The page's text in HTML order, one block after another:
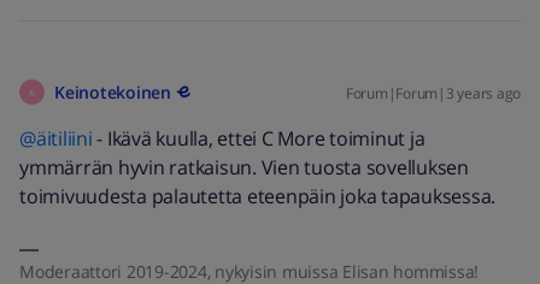
K Keinotekoinen Forum|Forum|3 years ago
@äitiliini- Ikävä kuulla, ettei C More toiminut ja
ymmärrän hyvin ratkaisun. Vien tuosta sovelluksen
toimivuudesta palautetta eteenpäin joka tapauksessa.
Moderaattori 2019-2024, nykyisin muissa Elisan hommissa!